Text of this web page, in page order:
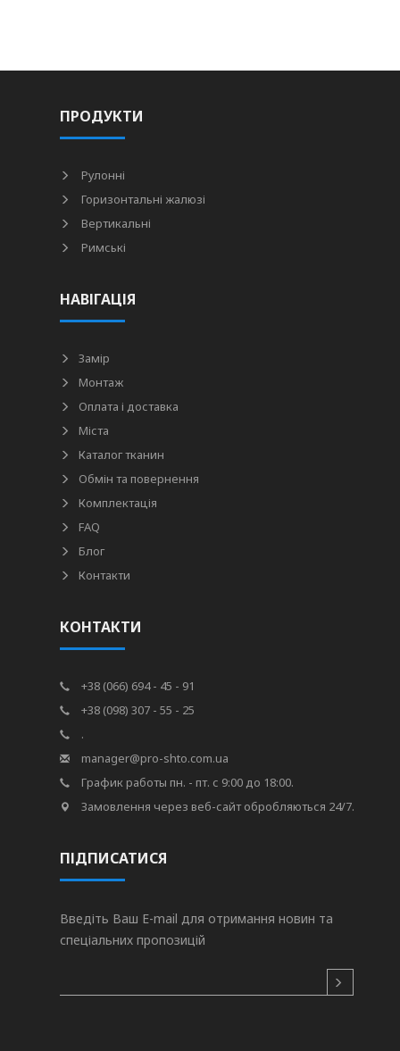
ПРОДУКТИ
Рулонні
Горизонтальні жалюзі
Вертикальні
Римські
НАВІГАЦІЯ
Замір
Монтаж
Оплата і доставка
Міста
Каталог тканин
Обмін та повернення
Комплектація
FAQ
Блог
Контакти
КОНТАКТИ
+38 (066) 694 - 45 - 91
+38 (098) 307 - 55 - 25
.
manager@pro-shto.com.ua
График работы пн. - пт. с 9:00 до 18:00.
Замовлення через веб-сайт обробляються 24/7.
ПІДПИСАТИСЯ
Введіть Ваш E-mail для отримання новин та
спеціальних пропозицій